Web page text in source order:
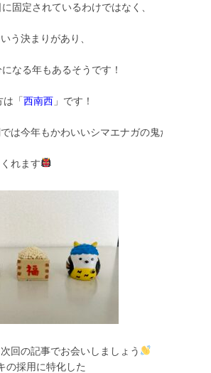
固定されているわけではなく、
う決まりがあり、
なる年もあるそうです！
は「西南西 」です！
は今年もかわいいシマエナガの鬼たちが
れます
回の記事でお会いしましょう
の採用に特化した